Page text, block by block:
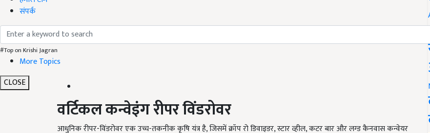
संपर्क
#Top on Krishi Jagran
More Topics
CLOSE
वर्टिकलकन्वेइंगरीपरविंडरोवर
आधुनिक रीपर-विंडरोवर एक उच्च-तकनीक कृषि यंत्र है, जिसमें क्रॉप रो डिवाइडर, स्टार व्हील, कटर बार और लग्ड कैनवास कन्वेयर